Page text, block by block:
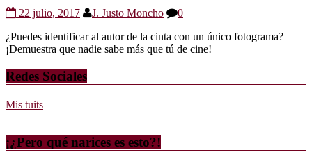
22 julio, 2017 J. Justo Moncho
0
¿Puedes identificar al autor de la cinta con un único fotograma?
¡Demuestra que nadie sabe más que tú de cine!
Redes Sociales
Mis tuits
¡¿Pero qué narices es esto?!